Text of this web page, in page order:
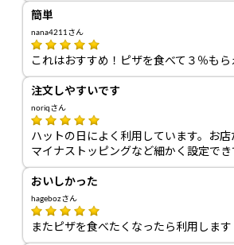
簡単
nana4211さん
これはおすすめ！ピザを食べて３％もら
注文しやすいです
noriqさん
ハットの日によく利用しています。お
マイナストッピングなど細かく設定で
おいしかった
hagebozさん
またピザを食べたくなったら利用します